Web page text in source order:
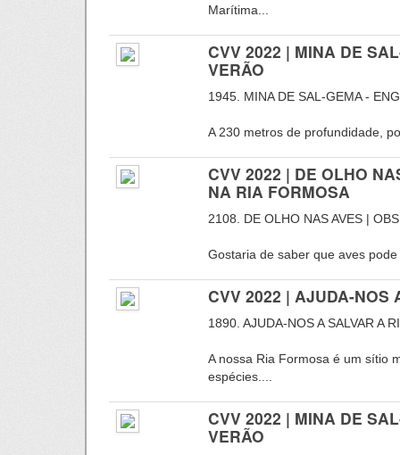
Marítima...
CVV 2022 | MINA DE
VERÃO
1945. MINA DE SAL-GEMA -
A 230 metros de profundidade,
CVV 2022 | DE OLHO
NA RIA FORMOSA
2108. DE OLHO NAS AVES |
Gostaria de saber que aves
CVV 2022 | AJUDA-NOS
1890. AJUDA-NOS A SALVAR A
A nossa Ria Formosa é um sítio
espécies....
CVV 2022 | MINA DE
VERÃO